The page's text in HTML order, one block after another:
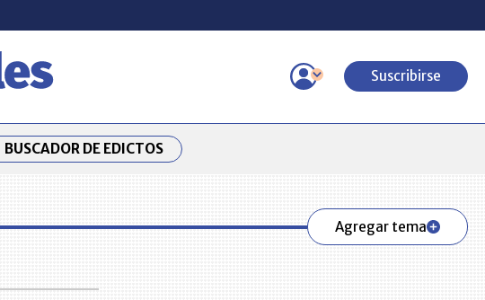
Suscribirse
BUSCADOR DE EDICTOS
Agregar tema